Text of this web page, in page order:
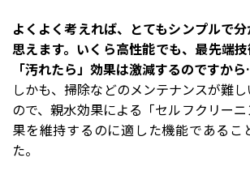
よくよく考えれば、とてもシンプルで
思えます。いくら高性能でも、最先端
「汚れたら」効果は激減するのですか
しかも、掃除などのメンテナンスが難
ので、親水効果による「セルフクリー
果を維持するのに適した機能であるこ
た。